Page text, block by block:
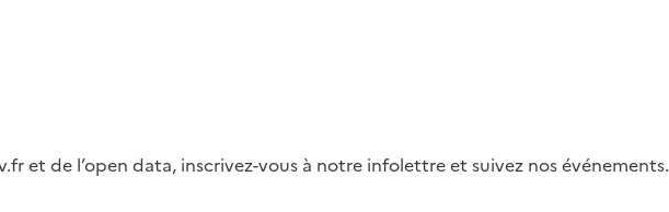
et de l’open data, inscrivez-vous à notre infolettre et suivez nos événements.